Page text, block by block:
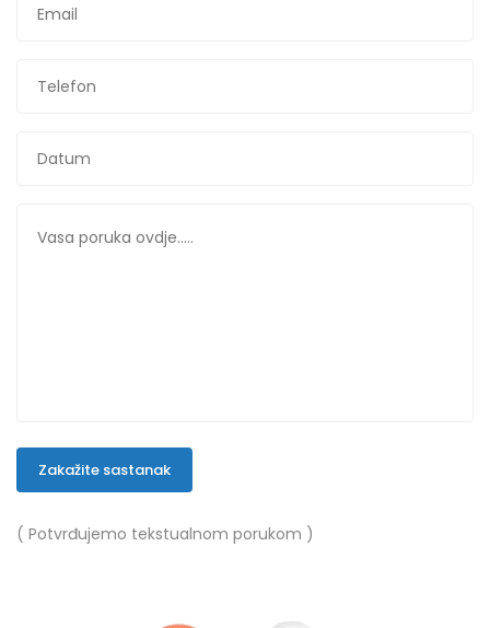
Zakažite sastanak
( Potvrđujemo tekstualnom porukom )